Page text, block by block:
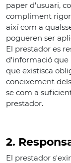
paper d'usuari,
compliment
així com a
pogueren ser
El prestador es
d'informació que
que existisca
coneixement
se com a
prestador.
2.
El prestador